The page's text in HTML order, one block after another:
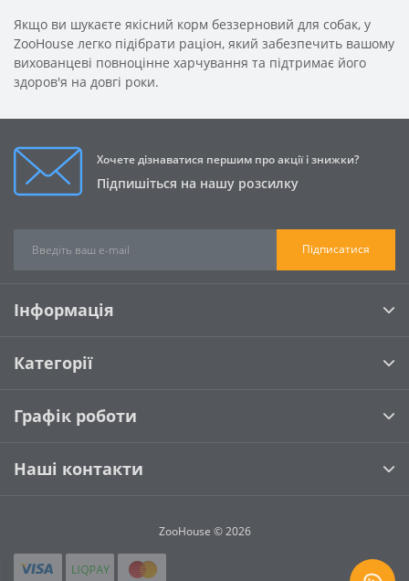
Якщо ви шукаєте якісний корм беззерновий для собак, у
ZooHouse легко підібрати раціон, який забезпечить вашому
вихованцеві повноцінне харчування та підтримає його
здоров'я на довгі роки.
Хочете дізнаватися першим про акції і знижки?
Підпишіться на нашу розсилку
Підписатися
Інформація
Категорії
Графік роботи
Наші контакти
ZooHouse © 2026